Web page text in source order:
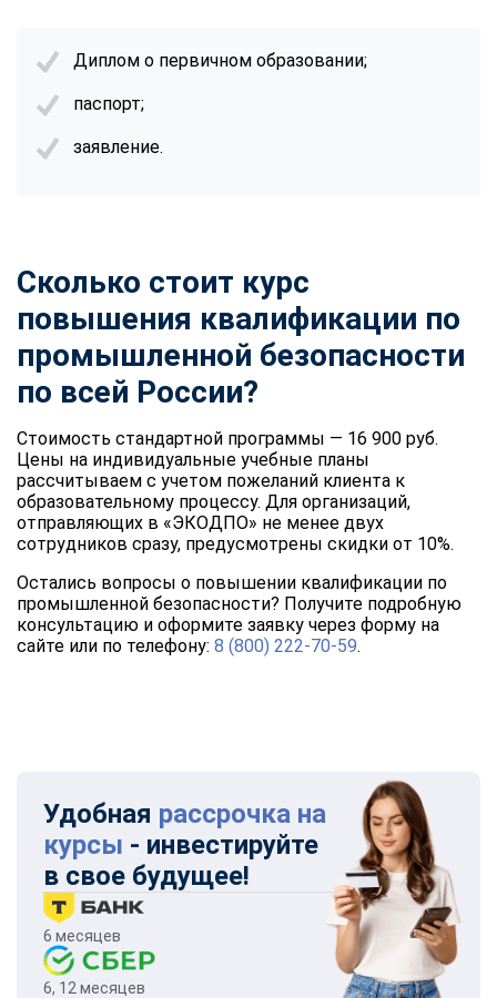
Диплом о первичном образовании;
паспорт;
заявление.
Сколько стоит курс
повышения квалификации по
промышленной безопасности
по всей России?
Стоимость стандартной программы — 16 900 руб.
Цены на индивидуальные учебные планы
рассчитываем с учетом пожеланий клиента к
образовательному процессу. Для организаций,
отправляющих в «ЭКОДПО» не менее двух
сотрудников сразу, предусмотрены скидки от 10%.
Остались вопросы о повышении квалификации по
промышленной безопасности? Получите подробную
консультацию и оформите заявку через форму на
сайте или по телефону: 8 (800) 222-70-59.
Удобная рассрочка на
курсы - инвестируйте
в свое будущее!
6 месяцев
6, 12 месяцев